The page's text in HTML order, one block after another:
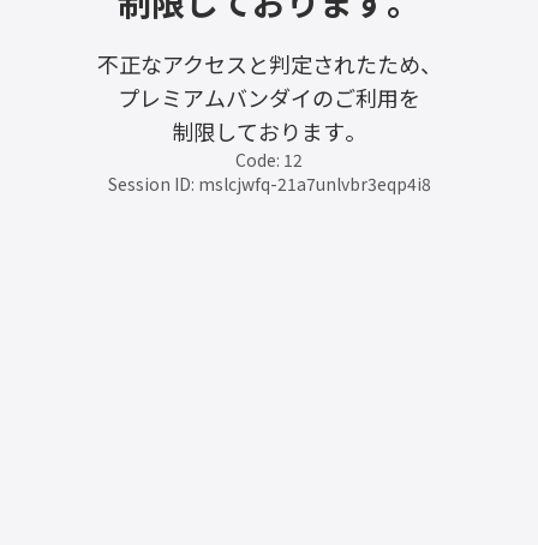
不正なアクセスと判定されたため、
プレミアムバンダイのご利用を
制限しております。
Code: 12
Session ID: mslcjwfq-21a7unlvbr3eqp4i8